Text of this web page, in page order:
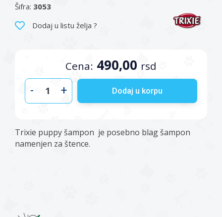
Šifra: 3053
Dodaj u listu želja ?
Cena: 490,00 rsd
- + Dodaj u korpu
Trixie puppy šampon je posebno blag šampon
namenjen za štence.